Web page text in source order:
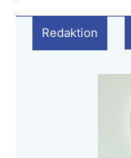
Redaktion